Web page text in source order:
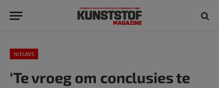
NIEUWS
‘Te vroeg om conclusies te